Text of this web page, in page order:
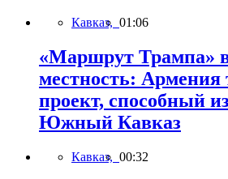
Кавказ, 01:06
«Маршрут Трампа»
местность: Армения
проект, способный
Южный Кавказ
Кавказ, 00:32